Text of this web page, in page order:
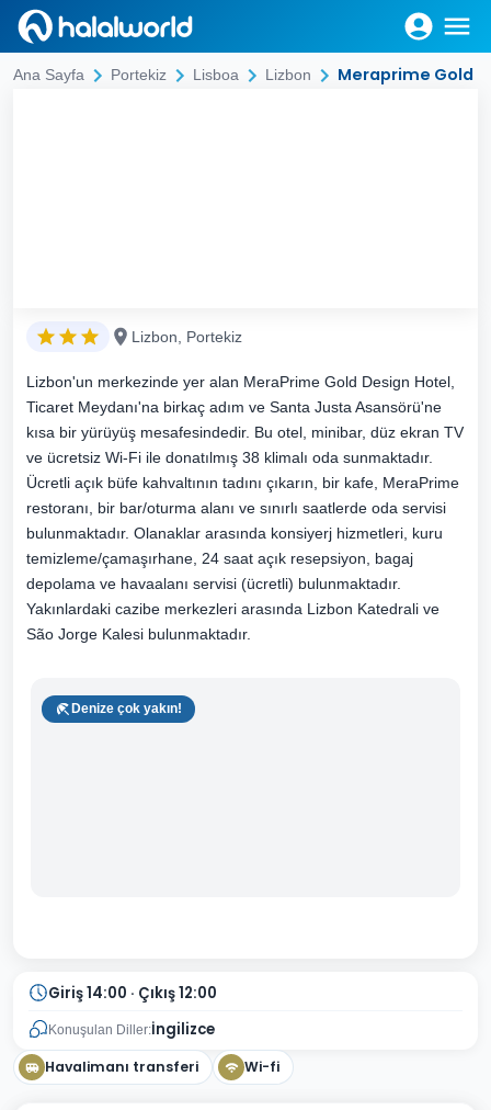
Ana Sayfa Portekiz Lisboa Lizbon Meraprime Gold
Lizbon, Portekiz
Lizbon'un merkezinde yer alan MeraPrime Gold Design Hotel,
Ticaret Meydanı'na birkaç adım ve Santa Justa Asansörü'ne
kısa bir yürüyüş mesafesindedir. Bu otel, minibar, düz ekran TV
ve ücretsiz Wi-Fi ile donatılmış 38 klimalı oda sunmaktadır.
Ücretli açık büfe kahvaltının tadını çıkarın, bir kafe, MeraPrime
restoranı, bir bar/oturma alanı ve sınırlı saatlerde oda servisi
bulunmaktadır. Olanaklar arasında konsiyerj hizmetleri, kuru
temizleme/çamaşırhane, 24 saat açık resepsiyon, bagaj
depolama ve havaalanı servisi (ücretli) bulunmaktadır.
Yakınlardaki cazibe merkezleri arasında Lizbon Katedrali ve
São Jorge Kalesi bulunmaktadır.
Denize çok yakın!
Giriş 14:00 · Çıkış 12:00
Konuşulan Diller:İngilizce
Havalimanı transferi Wi-fi